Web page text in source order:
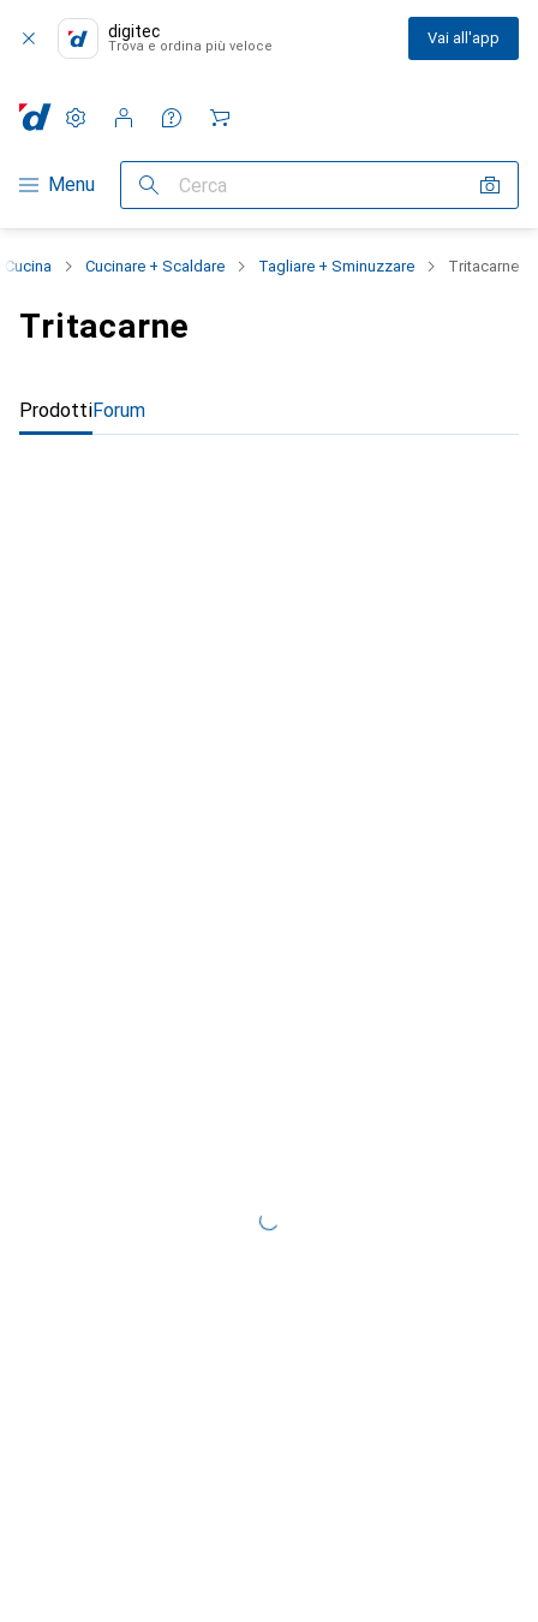
digitec
Trova e ordina più veloce Vai all'app
Categoria Navigazione
Menu Cerca
Impostazioni
Conto cliente
Liste di confronto
Liste dei desideri
Carrello
Cucina Cucinare + Scaldare Tagliare + Sminuzzare Tritacarne
Tritacarne
ProdottiForum